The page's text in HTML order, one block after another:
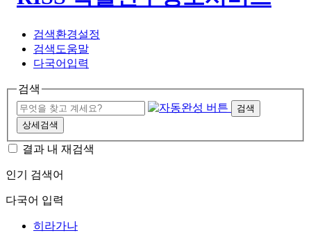
검색환경설정
검색도움말
다국어입력
검색
검색
상세검색
결과 내 재검색
인기 검색어
다국어 입력
히라가나